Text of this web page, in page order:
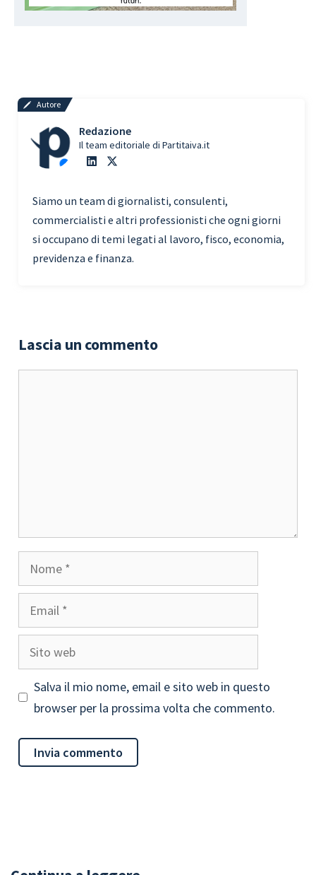
Autore
Redazione
Il team editoriale di Partitaiva.it
Siamo un team di giornalisti, consulenti,
commercialisti e altri professionisti che ogni giorni
si occupano di temi legati al lavoro, fisco, economia,
previdenza e finanza.
Lascia un commento
Nome
Email
Sito
web
Salva il mio nome, email e sito web in questo
browser per la prossima volta che commento.